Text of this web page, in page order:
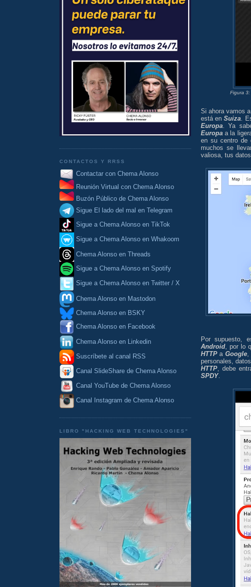
CONTACTOS Y RRSS
Contactar con Chema Alonso
Reunión Virtual con Chema Alonso
Buzón Público de Chema Alonso
Sigue El lado del mal en Telegram
Sigue a Chema Alonso en TikTok
Sigue a Chema Alonso en Whakoom
Chema Alonso en Threads
Sigue a Chema Alonso en Spotify
Sigue a Chema Alonso en Twitter / X
Chema Alonso en Mastodon
Chema Alonso en BSKY
Chema Alonso en Facebook
Chema Alonso en Linkedin
Suscríbete al canal RSS
Canal SlideShare de Chema Alonso
Canal YouTube de Chema Alonso
Canal Instagram de Chema Alonso
LIBRO "HACKING WEB TECHNOLOGIES"
Figura
Si ahora vamos
está enSuiza.
Europa. Ya
Europa a la
en su centro de
muchos se
valiosa, tus
Por supuesto,
Android , por lo
HTTP a Google,
personales,
HTTP , debe
SPDY.